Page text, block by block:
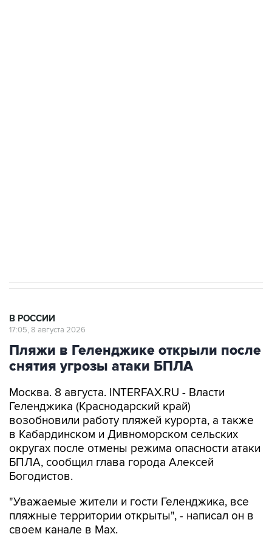
В РОССИИ
17:05, 8 августа 2026
Пляжи в Геленджике открыли после
снятия угрозы атаки БПЛА
Москва. 8 августа. INTERFAX.RU - Власти
Геленджика (Краснодарский край)
возобновили работу пляжей курорта, а также
в Кабардинском и Дивноморском сельских
округах после отмены режима опасности атаки
БПЛА, сообщил глава города Алексей
Богодистов.
"Уважаемые жители и гости Геленджика, все
пляжные территории открыты", - написал он в
своем канале в Max.